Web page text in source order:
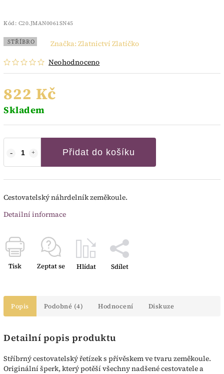
Kód: C20.JMAN0061SN45
STŘÍBRO
Neohodnoceno
Značka: Zlatnictví Zlatíčko
822 Kč
Skladem
Přidat do košíku
Cestovatelský náhrdelník zeměkoule.
Detailní informace
Tisk Zeptat se Hlídat Sdílet
Popis Podobné (4) Hodnocení Diskuze
Detailní popis produktu
Stříbrný cestovatelský řetízek s přívěskem ve tvaru zeměkoule.
Originální šperk, který potěší všechny nadšené cestovatele a